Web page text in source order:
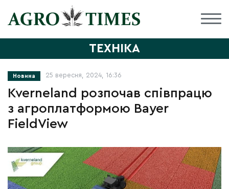
ТЕХНІКА
Новина 25 вересня, 2024, 16:36
Kverneland розпочав співпрацю
з агроплатформою Bayer
FieldView